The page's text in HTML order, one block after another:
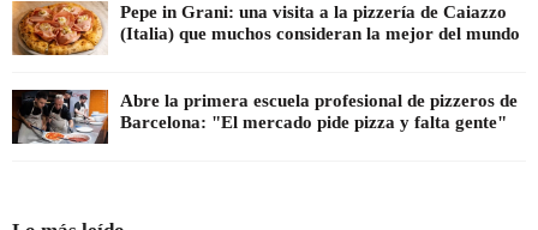
Pepe in Grani: una visita a la pizzería de Caiazzo
(Italia) que muchos consideran la mejor del mundo
Abre la primera escuela profesional de pizzeros de
Barcelona: "El mercado pide pizza y falta gente"